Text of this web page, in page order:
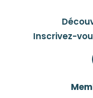
Inscrivez-